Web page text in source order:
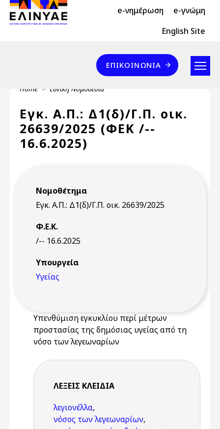
Skip to main content
Header Top 2 e-νημέρωση e-γνώμη
Header Top English Site
Επικοινωνία
ΕΠΙΚΟΙΝΩΝΊΑ
Breadcrumb
Home Εθνική Νομοθεσία
Εγκ. Α.Π.: Δ1(δ)/Γ.Π. οικ.
26639/2025 (ΦΕΚ /--
16.6.2025)
Νομοθέτημα
Εγκ. Α.Π.: Δ1(δ)/Γ.Π. οικ. 26639/2025
Φ.Ε.Κ.
/-- 16.6.2025
Υπουργεία
Υγείας
Υπενθύμιση εγκυκλίου περί μέτρων
προστασίας της δημόσιας υγείας από τη
νόσο των λεγεωναρίων
ΛΈΞΕΙΣ KΛΕΙΔΙΆ
λεγιονέλλα,
νόσος των λεγεωναρίων,